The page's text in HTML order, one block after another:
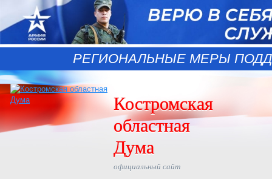
РЕГИОНАЛЬНЫЕ МЕРЫ
Костромская
областная
Дума
официальный сайт